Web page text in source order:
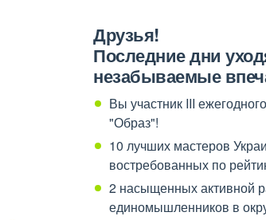
Друзья!
Последние дни
незабываемые
Вы участник III
"Образ"!
10 лучших мастеров
востребованных по
2 насыщенных активной
единомышленников в